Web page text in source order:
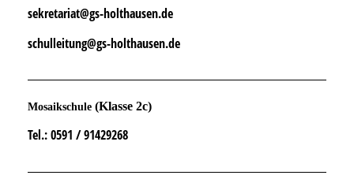
sekretariat@gs-holthausen.de
schulleitung@gs-holthausen.de
Mosaikschule (Klasse 2c)
Tel.: 0591 / 91429268